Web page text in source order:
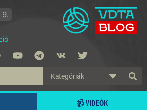
9.
📹 VIDEÓK